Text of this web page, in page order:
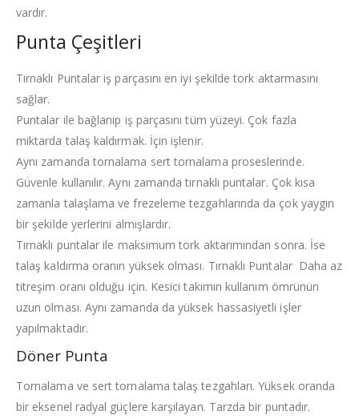
vardır.
Punta Çeşitleri
Tırnaklı Puntalar iş parçasını en iyi şekilde tork aktarmasını
sağlar.
Puntalar ile bağlanıp iş parçasını tüm yüzeyi. Çok fazla
miktarda talaş kaldırmak. İçin işlenir.
Aynı zamanda tornalama sert tornalama proseslerinde.
Güvenle kullanılır. Aynı zamanda tırnaklı puntalar. Çok kısa
zamanla talaşlama ve frezeleme tezgahlarında da çok yaygın
bir şekilde yerlerini almışlardır.
Tırnaklı puntalar ile maksimum tork aktarımından sonra. İse
talaş kaldırma oranın yüksek olması. Tırnaklı Puntalar Daha az
titreşim oranı olduğu için. Kesici takımın kullanım ömrünün
uzun olması. Aynı zamanda da yüksek hassasiyetli işler
yapılmaktadır.
Döner Punta
Tornalama ve sert tornalama talaş tezgahları. Yüksek oranda
bir eksenel radyal güçlere karşılayan. Tarzda bir puntadır.